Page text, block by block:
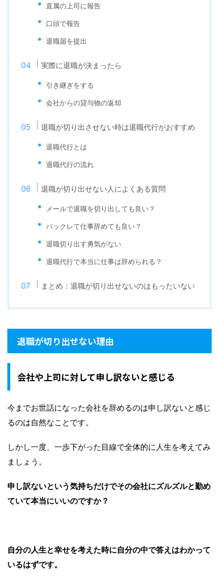
直属の上司に報告
口頭で報告
退職届を提出
実際に退職が決まったら
引き継ぎをする
会社からの貸与物の返却
退職が切り出させない時は退職代行がおすすめ
退職代行とは
退職代行の流れ
退職が切り出せない人によくある質問
メールで退職を切り出しても良い？
バックレて仕事辞めても良い？
退職切り出す勇気がない
退職代行で本当に仕事は辞められる？
まとめ：退職が切り出せないのはもったいない
退職が切り出せない理由
会社や上司に対して申し訳ないと感じる
今までお世話になった会社を辞めるのは申し訳ないと感じ
るのは自然なことです。
しかし一度、一歩下がった目線で全体的に人生を考えてみ
ましょう。
申し訳ないという気持ちだけでその会社にズルズルと勤め
ていて本当にいいのですか？
自分の人生と幸せを考えた時に自分の中で答えはわかって
いるはずです。